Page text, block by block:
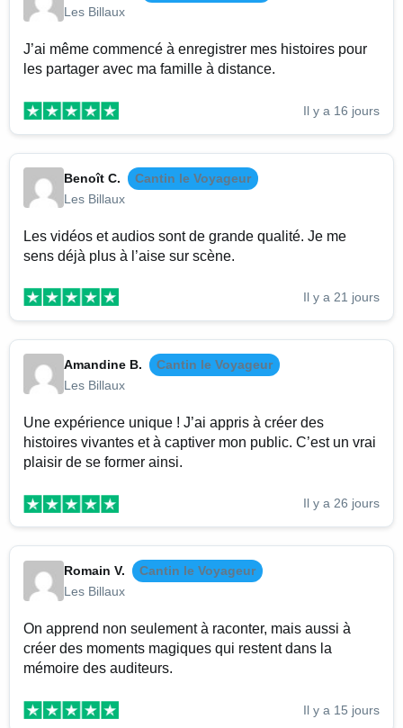
Les Billaux
J’ai même commencé à enregistrer mes histoires pour
les partager avec ma famille à distance.
Il y a 16 jours
Benoît C.
Cantin le Voyageur
Les Billaux
Les vidéos et audios sont de grande qualité. Je me
sens déjà plus à l’aise sur scène.
Il y a 21 jours
Amandine B.
Cantin le Voyageur
Les Billaux
Une expérience unique ! J’ai appris à créer des
histoires vivantes et à captiver mon public. C’est un vrai
plaisir de se former ainsi.
Il y a 26 jours
Romain V.
Cantin le Voyageur
Les Billaux
On apprend non seulement à raconter, mais aussi à
créer des moments magiques qui restent dans la
mémoire des auditeurs.
Il y a 15 jours